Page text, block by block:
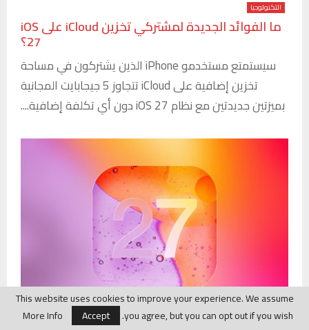
التكنولوجيا
ما الفوائد الجديدة لمشتركي تخزين iCloud على iOS
27؟
سيستمتع مستخدمو iPhone الذين يشتركون في مساحة
تخزين إضافية على iCloud تتجاوز 5 جيجابايت المجانية
بميزتين جديدتين مع نظام iOS 27 دون أي تكلفة إضافية....
This website uses cookies to improve your experience. We assume
you agree, but you can opt out if you wish.
Accept
More Info